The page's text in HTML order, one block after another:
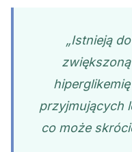
„Istnieją
przyjmujących
co może